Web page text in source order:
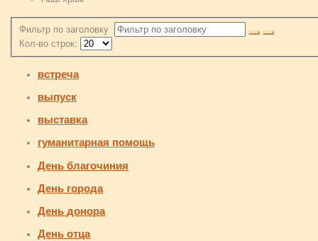
Фильтр по заголовку
Кол-во строк:
встреча
выпуск
выставка
гуманитарная помощь
День благочиния
День города
День донора
День отца